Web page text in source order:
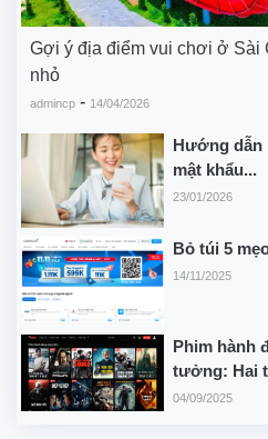
Gợi ý địa điểm vui chơi ở Sài
nhỏ
admincp - 14/04/2026
Hướng dẫn
mật khẩu...
23/01/2026
Bỏ túi 5
14/11/2025
Phim hành
tưởng: Hai
04/09/2025